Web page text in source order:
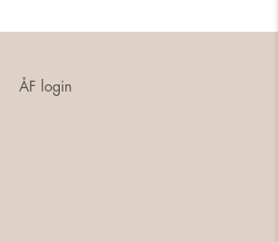
ÅF login